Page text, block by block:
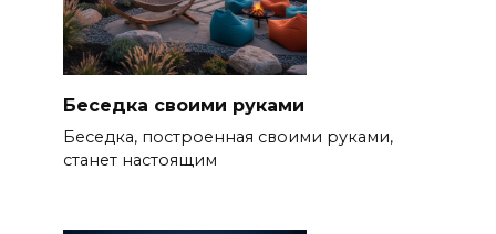
Беседка своими руками
Беседка, построенная своими руками,
станет настоящим